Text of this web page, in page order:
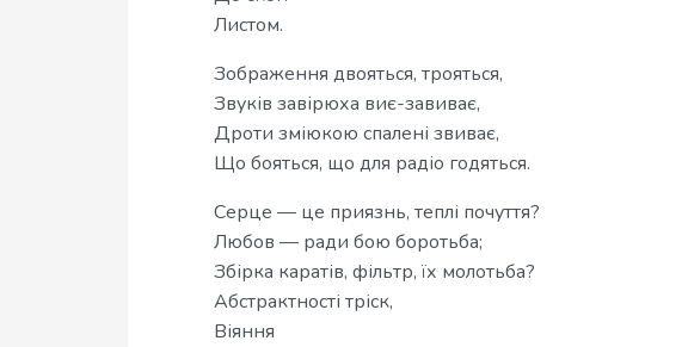
Листом.
Зображення двояться, трояться,
Звуків завірюха виє-завиває,
Дроти зміюкою спалені звиває,
Що бояться, що для радіо годяться.
Серце — це приязнь, теплі почуття?
Любов — ради бою боротьба;
Збірка каратів, фільтр, їх молотьба?
Абстрактності тріск,
Віяння